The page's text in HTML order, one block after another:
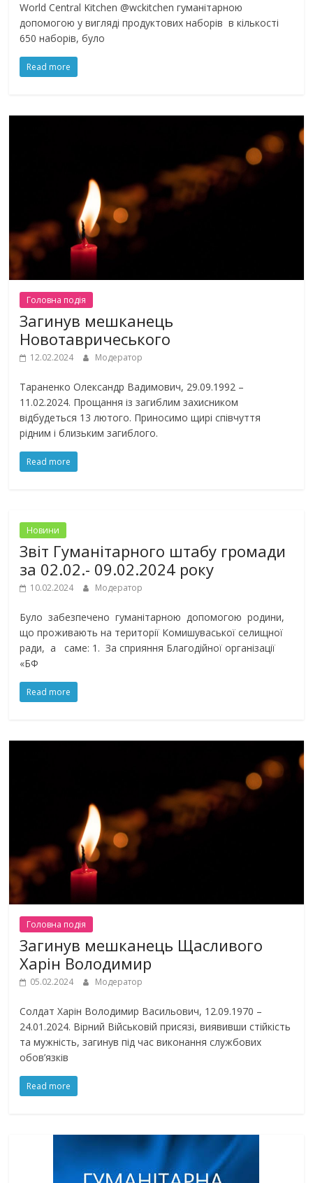
World Central Kitchen @wckitchen гуманітарною
допомогою у вигляді продуктових наборів в кількості
650 наборів, було
Read more
Головна подiя
Загинув мешканець
Новотавричеського
12.02.2024 Модератор
Тараненко Олександр Вадимович, 29.09.1992 –
11.02.2024. Прощання із загиблим захисником
відбудеться 13 лютого. Приносимо щирі співчуття
рідним і близьким загиблого.
Read more
Новини
Звіт Гуманітарного штабу громади
за 02.02.- 09.02.2024 року
10.02.2024 Модератор
Було забезпечено гуманітарною допомогою родини,
що проживають на території Комишуваської селищної
ради, а саме: 1. За сприяння Благодійної організації
«БФ
Read more
Головна подiя
Загинув мешканець Щасливого
Харін Володимир
05.02.2024 Модератор
Солдат Харін Володимир Васильович, 12.09.1970 –
24.01.2024. Вірний Військовій присязі, виявивши стійкість
та мужність, загинув під час виконання службових
обов’язків
Read more